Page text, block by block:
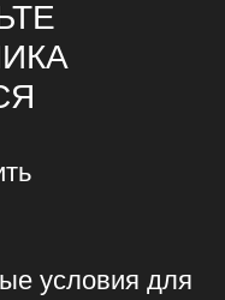
условия для